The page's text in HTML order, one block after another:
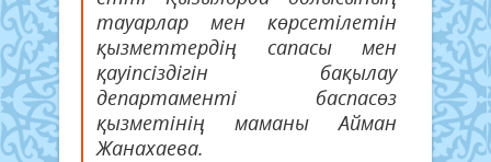
тауарлар мен көрсетілетін
қызметтердің сапасы мен
қауіпсіздігін бақылау
департаменті баспасөз
қызметінің маманы Айман
Жанахаева.